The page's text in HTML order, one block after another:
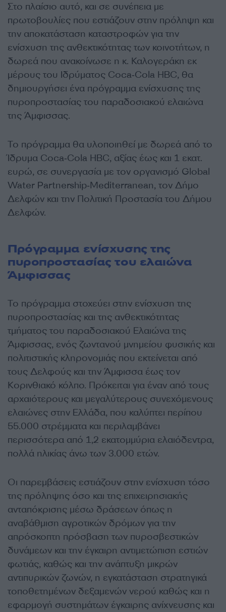
Στο πλαίσιο αυτό, και σε συνέπεια με
πρωτοβουλίες που εστιάζουν στην πρόληψη και
την αποκατάσταση καταστροφών για την
ενίσχυση της ανθεκτικότητας των κοινοτήτων, η
δωρεά που ανακοίνωσε η κ. Καλογεράκη εκ
μέρους του Ιδρύματος Coca‑Cola HBC, θα
δημιουργήσει ένα πρόγραμμα ενίσχυσης της
πυροπροστασίας του παραδοσιακού ελαιώνα
της Άμφισσας.
Το πρόγραμμα θα υλοποιηθεί με δωρεά από το
Ίδρυμα Coca‑Cola HBC, αξίας έως και 1 εκατ.
ευρώ, σε συνεργασία με τον οργανισμό Global
Water Partnership‑Mediterranean, τον Δήμο
Δελφών και την Πολιτική Προστασία του Δήμου
Δελφών.
Πρόγραμμα ενίσχυσης της
πυροπροστασίας του ελαιώνα
Άμφισσας
Το πρόγραμμα στοχεύει στην ενίσχυση της
πυροπροστασίας και της ανθεκτικότητας
τμήματος του παραδοσιακού Ελαιώνα της
Άμφισσας, ενός ζωντανού μνημείου φυσικής και
πολιτιστικής κληρονομιάς που εκτείνεται από
τους Δελφούς και την Άμφισσα έως τον
Κορινθιακό κόλπο. Πρόκειται για έναν από τους
αρχαιότερους και μεγαλύτερους συνεχόμενους
ελαιώνες στην Ελλάδα, που καλύπτει περίπου
55.000 στρέμματα και περιλαμβάνει
περισσότερα από 1,2 εκατομμύρια ελαιόδεντρα,
πολλά ηλικίας άνω των 3.000 ετών.
Οι παρεμβάσεις εστιάζουν στην ενίσχυση τόσο
της πρόληψης όσο και της επιχειρησιακής
ανταπόκρισης μέσω δράσεων όπως η
αναβάθμιση αγροτικών δρόμων για την
απρόσκοπτη πρόσβαση των πυροσβεστικών
δυνάμεων και την έγκαιρη αντιμετώπιση εστιών
φωτιάς, καθώς και την ανάπτυξη μικρών
αντιπυρικών ζωνών, η εγκατάσταση στρατηγικά
τοποθετημένων δεξαμενών νερού καθώς και η
εφαρμογή συστημάτων έγκαιρης ανίχνευσης και